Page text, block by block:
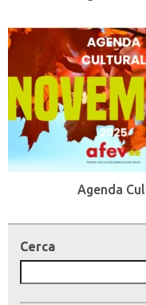
Agenda
Cerca